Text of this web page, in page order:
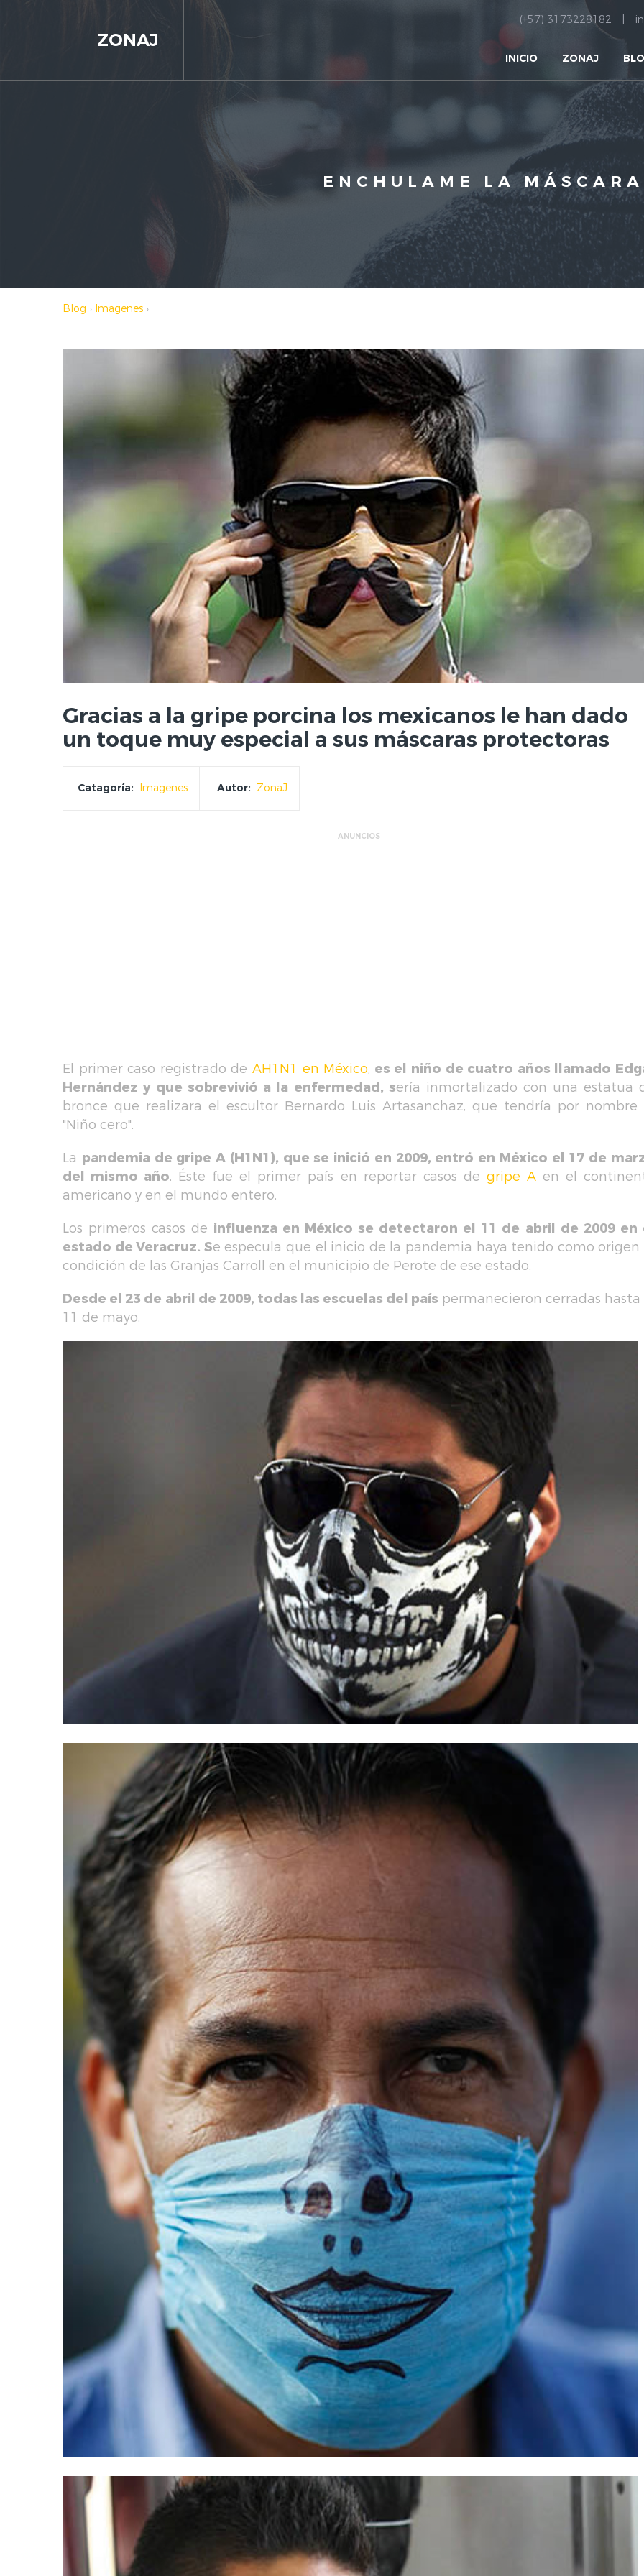
ZONAJ
INICIO ZONAJ
(+57) 3173228182
ENCHULAME LA MÁSCARA
Blog › Imagenes ›
Gracias a la gripe porcina los mexicanos le han dado
un toque muy especial a sus máscaras protectoras
Catagoría: Imagenes Autor: ZonaJ
ANUNCIOS
El primer caso registrado de AH1N1 en México, es el niño de cuatro años llamado
Hernández y que sobrevivió a la enfermedad, sería inmortalizado con una estatua
bronce que realizara el escultor Bernardo Luis Artasanchaz, que tendría por nombre
"Niño cero".
La pandemia de gripe A (H1N1), que se inició en 2009, entró en México el 17 de
del mismo año. Éste fue el primer país en reportar casos de gripe A en el
americano y en el mundo entero.
Los primeros casos de influenza en México se detectaron el 11 de abril de 2009 en
estado de Veracruz. Se especula que el inicio de la pandemia haya tenido como origen
condición de las Granjas Carroll en el municipio de Perote de ese estado.
Desde el 23 de abril de 2009, todas las escuelas del país permanecieron cerradas hasta
11 de mayo.